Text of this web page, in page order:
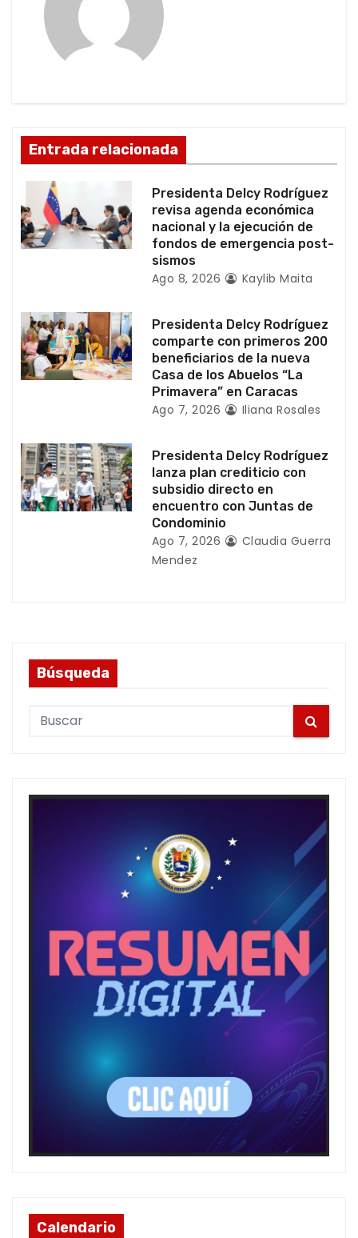
d
e
e
n
r
a
d
s
Entrada relacionada
Presidenta Delcy Rodríguez
revisa agenda económica
nacional y la ejecución de
fondos de emergencia post-
sismos
Ago 8, 2026 Kaylib Maita
Presidenta Delcy Rodríguez
comparte con primeros 200
beneficiarios de la nueva
Casa de los Abuelos “La
Primavera” en Caracas
Ago 7, 2026 Iliana Rosales
Presidenta Delcy Rodríguez
lanza plan crediticio con
subsidio directo en
encuentro con Juntas de
Condominio
Ago 7, 2026
Claudia Guerra
Mendez
Búsqueda
c
Calendario